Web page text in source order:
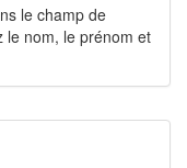
le champ de
le nom, le prénom et